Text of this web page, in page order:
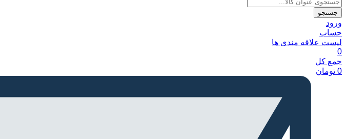
جستجو
ورود
حساب
لیست علاقه مندی ها
0
جمع کل
0 تومان